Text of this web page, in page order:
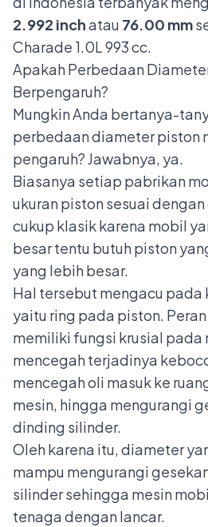
2.992 inchatau 76.00 mm
Charade 1.0L 993 cc.
Apakah Perbedaan
Berpengaruh?
Mungkin Anda bertanya-
perbedaan diameter piston
pengaruh? Jawabnya, ya.
Biasanya setiap pabrikan
ukuran piston sesuai
cukup klasik karena mobil
besar tentu butuh piston
yang lebih besar.
Hal tersebut mengacu pada
yaitu ring pada piston.
memiliki fungsi krusial pada
mencegah terjadinya
mencegah oli masuk ke
mesin, hingga mengurangi
dinding silinder.
Oleh karena itu, diameter
mampu mengurangi
silinder sehingga mesin
tenaga dengan lancar.